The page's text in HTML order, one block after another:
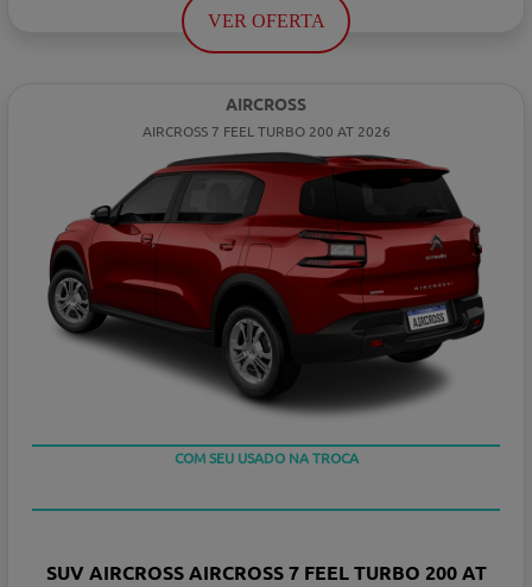
VER OFERTA
AIRCROSS
AIRCROSS 7 FEEL TURBO 200 AT 2026
SUV AIRCROSS AIRCROSS 7 FEEL TURBO 200 AT